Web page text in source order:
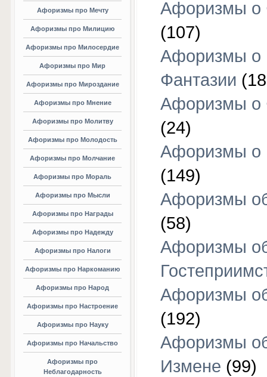
Афоризмы про Мечту
Афоризмы про Милицию
Афоризмы про Милосердие
Афоризмы про Мир
Афоризмы про Мироздание
Афоризмы про Мнение
Афоризмы про Молитву
Афоризмы про Молодость
Афоризмы про Молчание
Афоризмы про Мораль
Афоризмы про Мысли
Афоризмы про Награды
Афоризмы про Надежду
Афоризмы про Налоги
Афоризмы про Наркоманию
Афоризмы про Народ
Афоризмы про Настроение
Афоризмы про Науку
Афоризмы про Начальство
Афоризмы про
Неблагодарность
Афоризмы о
(107)
Афоризмы о
Фантазии
Афоризмы о
(24)
Афоризмы о
(149)
Афоризмы
(58)
Афоризмы
Афоризмы
(192)
Афоризмы
Измене (99)